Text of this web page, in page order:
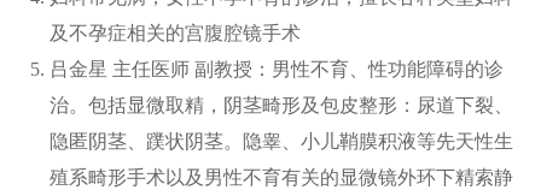
及不孕症相关的宫腹腔镜手术
吕金星 主任医师 副教授：男性不育、性功能障碍的诊
治。包括显微取精，阴茎畸形及包皮整形：尿道下裂、
隐匿阴茎、蹼状阴茎。隐睾、小儿鞘膜积液等先天性生
殖系畸形手术以及男性不育有关的显微镜外环下精索静